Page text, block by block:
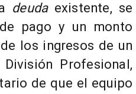
deudaexistente, se
pago y un monto
los ingresos de un
Profesional,
de que el equipo